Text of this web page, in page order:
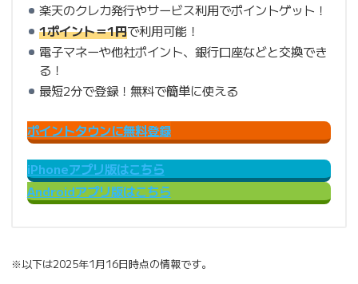
楽天のクレカ発行やサービス利用でポイントゲット！
1ポイント＝1円で利用可能！
電子マネーや他社ポイント、銀行口座などと交換でき
る！
最短2分で登録！無料で簡単に使える
ポイントタウンに無料登録
iPhoneアプリ版はこちら
Androidアプリ版はこちら
※以下は2025年1月16日時点の情報です。